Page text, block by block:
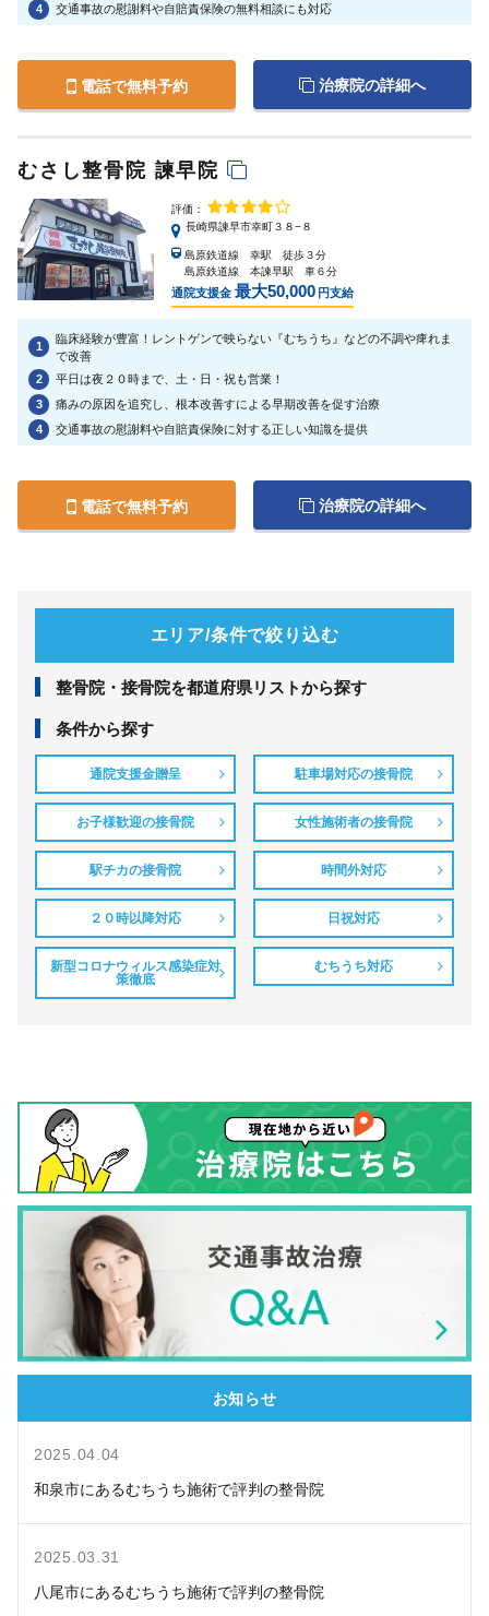
4
交通事故の慰謝料や自賠責保険の無料相談にも対応
電話で無料予約 治療院の詳細へ
むさし整骨院 諫早院
評価：
長崎県諫早市幸町３８−８
島原鉄道線 幸駅 徒歩３分
島原鉄道線 本諫早駅 車６分
通院支援金 最大50,000 円支給
1
臨床経験が豊富！レントゲンで映らない『むちうち』などの不調や痺れま
で改善
2
平日は夜２０時まで、土・日・祝も営業！
3
痛みの原因を追究し、根本改善すによる早期改善を促す治療
4
交通事故の慰謝料や自賠責保険に対する正しい知識を提供
電話で無料予約 治療院の詳細へ
エリア/条件で絞り込む
整⾻院・接⾻院を都道府県リストから探す
条件から探す
通院支援金贈呈 駐車場対応の接骨院
お子様歓迎の接骨院 女性施術者の接骨院
駅チカの接骨院 時間外対応
２０時以降対応 日祝対応
新型コロナウィルス感染症対
策徹底
むちうち対応
お知らせ
2025.04.04
和泉市にあるむちうち施術で評判の整骨院
2025.03.31
八尾市にあるむちうち施術で評判の整骨院